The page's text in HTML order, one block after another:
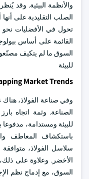
والأنظمة البيئية. وقد
الصلب التقليدية على
تحول في الأفضليات نحو
القائمة على أساس
السوق ما لم يتكيف مصنّعو
للبيئة
Market Trends
وفي صناعة الفولاذ،
الصناعة. وثمة اتجاه
للبيئة ومستدامة، مدفوعا
باستكشاف المعاطف
سلاسل الفولاذ،
الأخضر. وعلاوة على
السوق، مع إدماج نظم